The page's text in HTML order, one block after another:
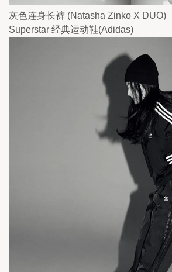
灰色连身长裤 (Natasha Zinko X DUO)
Superstar 经典运动鞋(Adidas)